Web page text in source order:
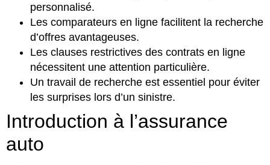
personnalisé.
Les comparateurs en ligne facilitent la recherche
d’offres avantageuses.
Les clauses restrictives des contrats en ligne
nécessitent une attention particulière.
Un travail de recherche est essentiel pour éviter
les surprises lors d’un sinistre.
Introduction à l’assurance
auto